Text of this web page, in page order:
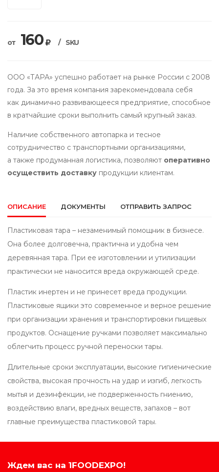
от 160 / SKU
ООО «ТАРА» успешно работает на рынке России с 2008
года. За это время компания зарекомендовала себя
как динамично развивающееся предприятие, способное
в кратчайшие сроки выполнить самый крупный заказ.
Наличие собственного автопарка и тесное
сотрудничество с транспортными организациями,
а также продуманная логистика, позволяют оперативно
осуществить доставку продукции клиентам.
ОПИСАНИЕ ДОКУМЕНТЫ ОТПРАВИТЬ ЗАПРОС
Пластиковая тара – незаменимый помощник в бизнесе.
Она более долговечна, практична и удобна чем
деревянная тара. При ее изготовлении и утилизации
практически не наносится вреда окружающей среде.
Пластик инертен и не принесет вреда продукции.
Пластиковые ящики это современное и верное решение
при организации хранения и транспортировки пищевых
продуктов. Оснащение ручками позволяет максимально
облегчить процесс ручной переноски тары.
Длительные сроки эксплуатации, высокие гигиенические
свойства, высокая прочность на удар и изгиб, легкость
мытья и дезинфекции, не подверженность гниению,
воздействию влаги, вредных веществ, запахов – вот
главные преимущества пластиковой тары.
Ждем вас на 1FOODEXPO!